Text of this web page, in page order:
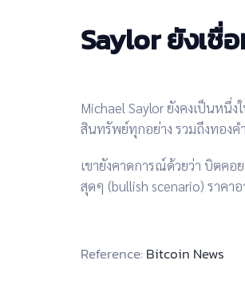
Saylor ยังเชื่
Michael Saylor ยังคงเป็นหนึ่
สินทรัพย์ทุกอย่าง รวมถึงทองคำ
เขายังคาดการณ์ด้วยว่า บิตคอ
สุดๆ (bullish scenario) ราคาอ
Reference: Bitcoin News